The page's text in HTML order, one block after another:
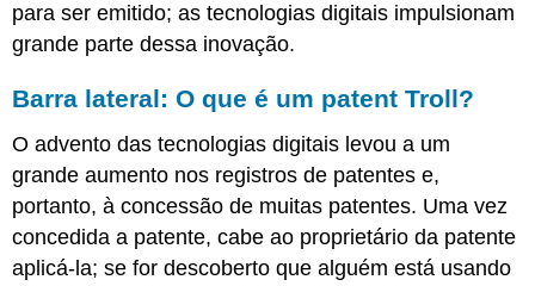
para ser emitido; as tecnologias digitais impulsionam
grande parte dessa inovação.
Barra lateral: O que é um patent Troll?
O advento das tecnologias digitais levou a um
grande aumento nos registros de patentes e,
portanto, à concessão de muitas patentes. Uma vez
concedida a patente, cabe ao proprietário da patente
aplicá-la; se for descoberto que alguém está usando